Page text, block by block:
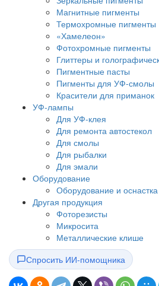
Магнитные пигменты
Термохромные пигменты
«Хамелеон»
Фотохромные пигменты
Глиттеры и
Пигментные пасты
Пигменты для УФ-смолы
Красители для приманок
УФ-лампы
Для УФ-клея
Для ремонта автостекол
Для смолы
Для рыбалки
Для эмали
Оборудование
Оборудование и оснастка
Другая продукция
Фоторезисты
Микросита
Металлические клише
Спросить ИИ-помощника